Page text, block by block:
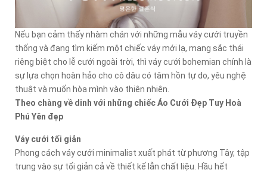
Nếu bạn cảm thấy nhàm chán với những mẫu váy cưới truyền
thống và đang tìm kiếm một chiếc váy mới lạ, mang sắc thái
riêng biệt cho lễ cưới ngoài trời, thì váy cưới bohemian chính là
sự lựa chọn hoàn hảo cho cô dâu có tâm hồn tự do, yêu nghệ
thuật và muốn hòa mình vào thiên nhiên.
Theo chàng về dinh với những chiếc Áo Cưới Đẹp Tuy Hoà
Phú Yên đẹp
Váy cưới tối giản
Phong cách váy cưới minimalist xuất phát từ phương Tây, tập
trung vào sự tối giản cả về thiết kế lẫn chất liệu. Hầu hết